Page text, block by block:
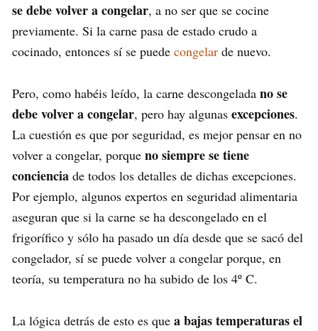
se debe volver a congelar, a no ser que se cocine
previamente. Si la carne pasa de estado crudo a
cocinado, entonces sí se puede congelar de nuevo.
Pero, como habéis leído, la carne descongelada no se
debe volver a congelar, pero hay algunas excepciones.
La cuestión es que por seguridad, es mejor pensar en no
volver a congelar, porque no siempre se tiene
conciencia de todos los detalles de dichas excepciones.
Por ejemplo, algunos expertos en seguridad alimentaria
aseguran que si la carne se ha descongelado en el
frigorífico y sólo ha pasado un día desde que se sacó del
congelador, sí se puede volver a congelar porque, en
teoría, su temperatura no ha subido de los 4º C.
La lógica detrás de esto es que a bajas temperaturas el